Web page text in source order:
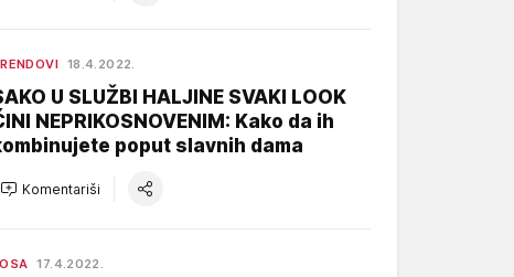
18.4.2022.
U SLUŽBI HALJINE SVAKI LOOK
NEPRIKOSNOVENIM: Kako da ih
poput slavnih dama
Komentariši
17.4.2022.